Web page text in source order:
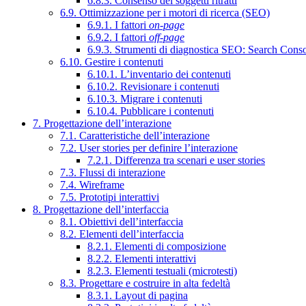
6.9. Ottimizzazione per i motori di ricerca (SEO)
6.9.1. I fattori on-page
6.9.2. I fattori off-page
6.9.3. Strumenti di diagnostica SEO: Search
6.10. Gestire i contenuti
6.10.1. L’inventario dei contenuti
6.10.2. Revisionare i contenuti
6.10.3. Migrare i contenuti
6.10.4. Pubblicare i contenuti
7. Progettazione dell’interazione
7.1. Caratteristiche dell’interazione
7.2. User stories per definire l’interazione
7.2.1. Differenza tra scenari e user stories
7.3. Flussi di interazione
7.4. Wireframe
7.5. Prototipi interattivi
8. Progettazione dell’interfaccia
8.1. Obiettivi dell’interfaccia
8.2. Elementi dell’interfaccia
8.2.1. Elementi di composizione
8.2.2. Elementi interattivi
8.2.3. Elementi testuali (microtesti)
8.3. Progettare e costruire in alta fedeltà
8.3.1. Layout di pagina